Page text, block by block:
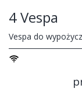
4 Vespa
Vespa do